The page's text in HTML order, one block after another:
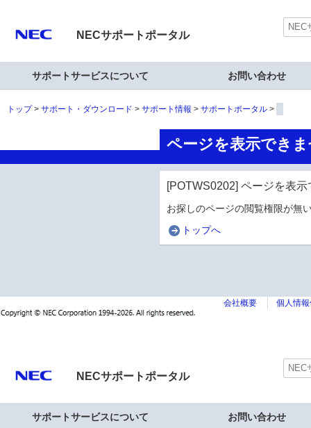
NECサポートポータル
サポートサービスについて お問い合わせ
トップ サポート・ダウンロード サポート情報 サポートポータル
ページを表示でき
[POTWS0202] ページを表
お探しのページの閲覧権限が無
トップへ
会社概要 個人情
NECサポートポータル
サポートサービスについて お問い合わせ